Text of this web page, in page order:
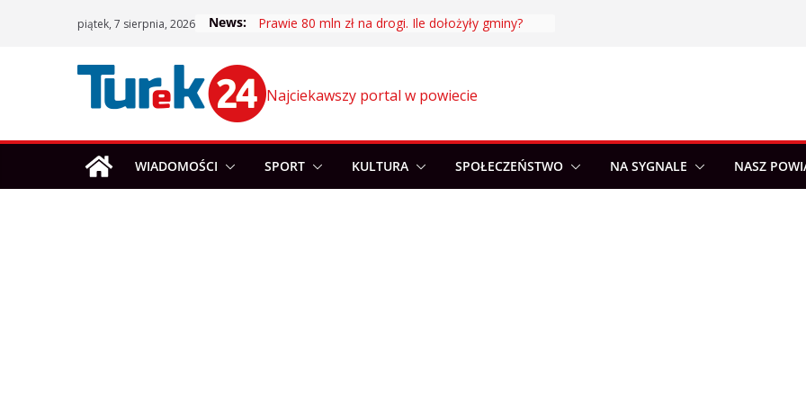
piątek, 7 sierpnia, 2026 News: Prawie 80 mln zł na drogi. Ile dołożyły gminy?
Najciekawszy portal w powiecie
WIADOMOŚCI SPORT KULTURA SPOŁECZEŃSTWO NA SYGNALE NASZ